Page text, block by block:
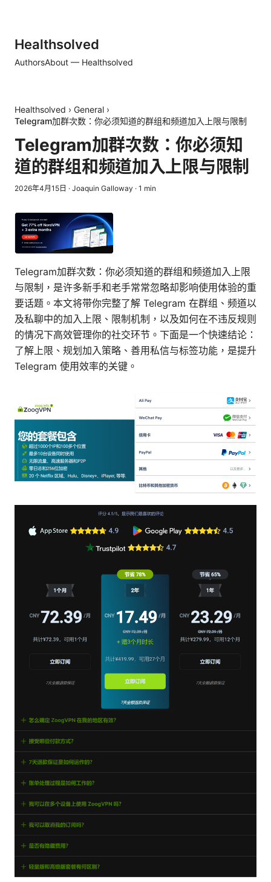
Healthsolved
AuthorsAbout — Healthsolved
Healthsolved › General ›
Telegram加群次数：你必须知道的群组和频道加入上限与限制
Telegram加群次数：你必须知
道的群组和频道加入上限与限制
2026年4月15日 · Joaquin Galloway · 1 min
Telegram加群次数：你必须知道的群组和频道加入上限
与限制，是许多新手和老手常常忽略却影响使用体验的重
要话题。本文将带你完整了解 Telegram 在群组、频道以
及私聊中的加入上限、限制机制，以及如何在不违反规则
的情况下高效管理你的社交环节。下面是一个快速结论：
了解上限、规划加入策略、善用私信与标签功能，是提升
Telegram 使用效率的关键。